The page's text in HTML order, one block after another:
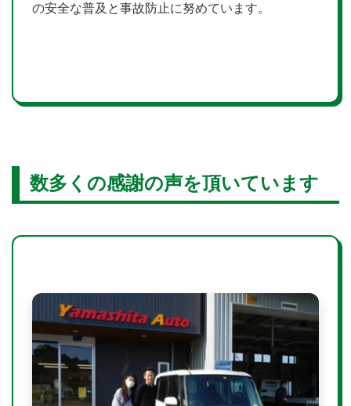
の安全な普及と事故防止に努めています。
数多くの感謝の声を頂いています